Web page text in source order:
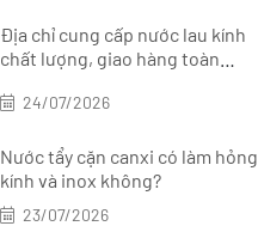
Địa chỉ cung cấp nước lau kính
chất lượng, giao hàng toàn
24/07/2026
Nước tẩy cặn canxi có làm hỏng
kính và inox không?
23/07/2026